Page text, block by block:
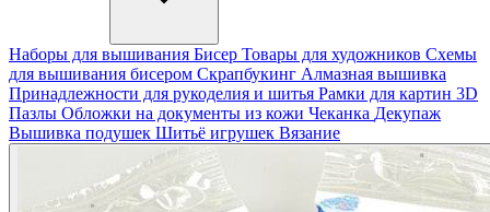
Наборы для вышивания Бисер Товары для художников Схемы
для вышивания бисером Скрапбукинг Алмазная вышивка
Принадлежности для рукоделия и шитья Рамки для картин 3D
Пазлы Обложки на документы из кожи Чеканка Декупаж
Вышивка подушек Шитьё игрушек Вязание